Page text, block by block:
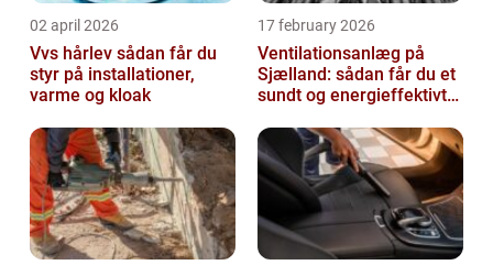
02 april 2026
Vvs hårlev sådan får du
styr på installationer,
varme og kloak
17 february 2026
Ventilationsanlæg på
Sjælland: sådan får du et
sundt og energieffektivt